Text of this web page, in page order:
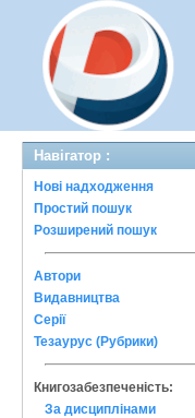
Навігатор :
Нові надходження
Простий пошук
Розширений пошук
Автори
Видавництва
Серії
Тезаурус (Рубрики)
Книгозабезпеченість:
За дисциплінами